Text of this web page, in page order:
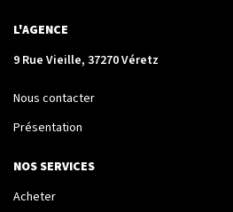
L'AGENCE
9 Rue Vieille, 37270 Véretz
Nous contacter
Présentation
NOS SERVICES
Acheter